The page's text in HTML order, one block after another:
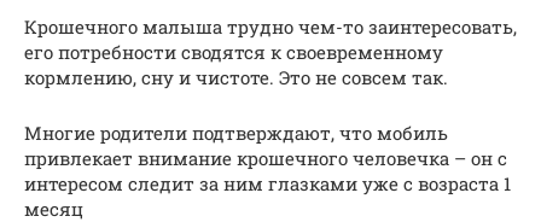
Крошечного малыша трудно чем-то заинтересовать,
его потребности сводятся к своевременному
кормлению, сну и чистоте. Это не совсем так.
Многие родители подтверждают, что мобиль
привлекает внимание крошечного человечка – он с
интересом следит за ним глазками уже с возраста 1
месяц